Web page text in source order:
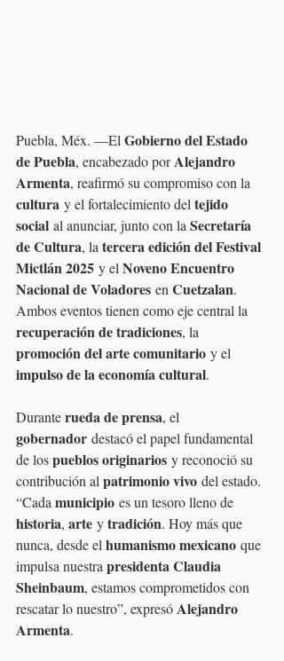
Puebla, Méx. —El Gobierno del Estado
de Puebla, encabezado por Alejandro
Armenta, reafirmó su compromiso con la
cultura y el fortalecimiento del tejido
social al anunciar, junto con la Secretaría
de Cultura, la tercera edición del Festival
Mictlán 2025 y el Noveno Encuentro
Nacional de Voladores en Cuetzalan.
Ambos eventos tienen como eje central la
recuperación de tradiciones, la
promoción del arte comunitario y el
impulso de la economía cultural.
Durante rueda de prensa, el
gobernador destacó el papel fundamental
de los pueblos originarios y reconoció su
contribución al patrimonio vivo del estado.
“Cada municipio es un tesoro lleno de
historia, arte y tradición. Hoy más que
nunca, desde el humanismo mexicano que
impulsa nuestra presidenta Claudia
Sheinbaum, estamos comprometidos con
rescatar lo nuestro”, expresó Alejandro
Armenta.